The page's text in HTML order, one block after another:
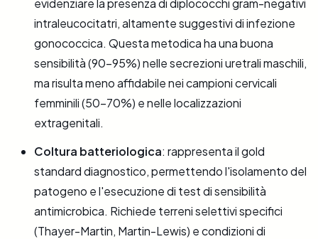
evidenziare la presenza di diplococchi gram-negativi
intraleucocitatri, altamente suggestivi di infezione
gonococcica. Questa metodica ha una buona
sensibilità (90-95%) nelle secrezioni uretrali maschili,
ma risulta meno affidabile nei campioni cervicali
femminili (50-70%) e nelle localizzazioni
extragenitali.
Coltura batteriologica: rappresenta il gold
standard diagnostico, permettendo l'isolamento del
patogeno e l'esecuzione di test di sensibilità
antimicrobica. Richiede terreni selettivi specifici
(Thayer-Martin, Martin-Lewis) e condizioni di